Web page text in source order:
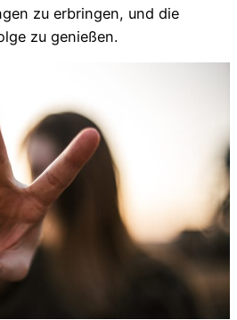
zu erbringen, und die
zu genießen.